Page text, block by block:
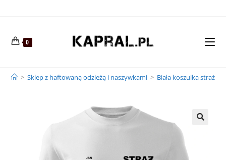
0
> Sklep z haftowaną odzieżą i naszywkami > Biała koszulka